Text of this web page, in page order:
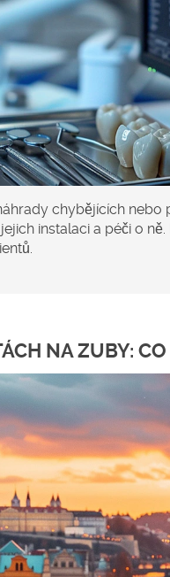
chybějících
instalaci a péči o
NA ZUBY: